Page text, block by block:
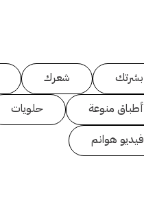
بشرتك شعرك
أطباق منوعة حلويات
فيديو هوانم